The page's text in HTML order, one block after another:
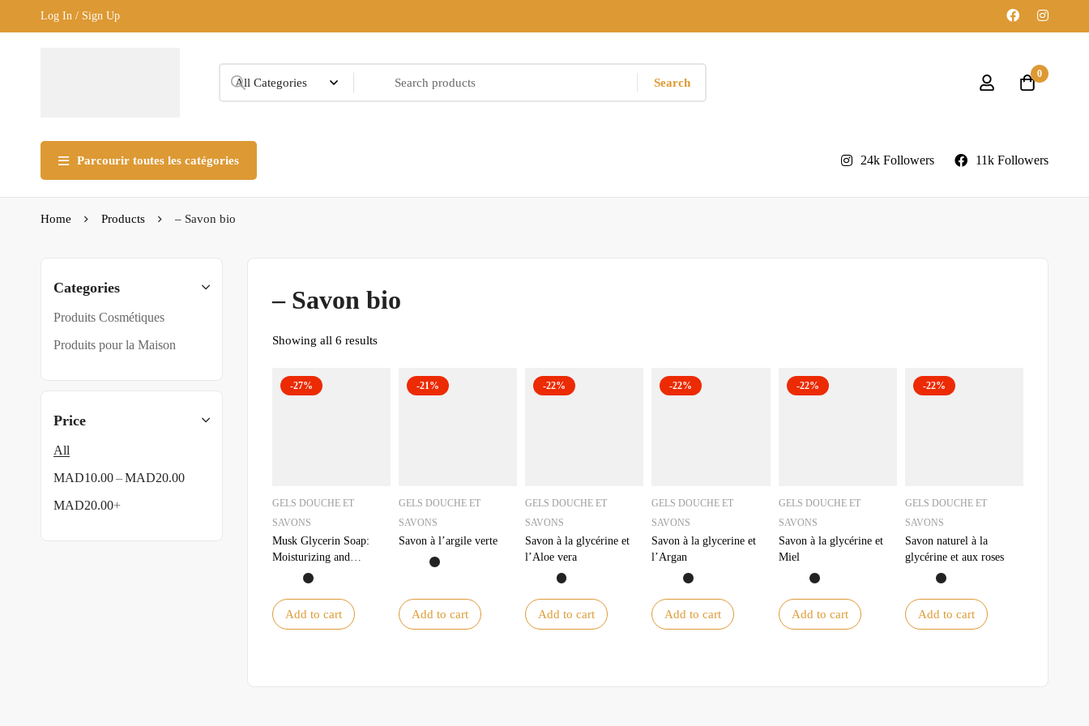
Log In / Sign Up
Search
0
Parcourir toutes les catégories 24k Followers 11k Followers
Home Products – Savon bio
Categories
Produits Cosmétiques
Produits pour la Maison
Price
All
MAD10.00–MAD20.00
MAD20.00+
– Savon bio
Showing all 6 results
-27%
GELS DOUCHE ET
SAVONS
Musk Glycerin Soap:
Moisturizing and
bewitching fragrance
Add to cart
-21%
GELS DOUCHE ET
SAVONS
Savon à l’argile verte
Add to cart
-22%
GELS DOUCHE ET
SAVONS
Savon à la glycérine et
l’Aloe vera
Add to cart
-22%
GELS DOUCHE ET
SAVONS
Savon à la glycerine et
l’Argan
Add to cart
-22%
GELS DOUCHE ET
SAVONS
Savon à la glycérine et
Miel
Add to cart
-22%
GELS DOUCHE ET
SAVONS
Savon naturel à la
glycérine et aux roses
Add to cart